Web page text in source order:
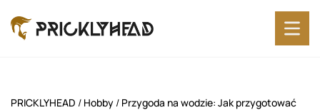
PRICKLYHEAD / Hobby / Przygoda na wodzie: Jak przygotować